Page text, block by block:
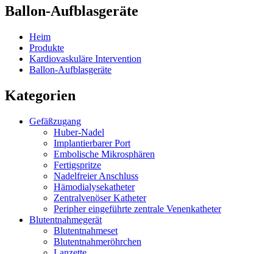
Ballon-Aufblasgeräte
Heim
Produkte
Kardiovaskuläre Intervention
Ballon-Aufblasgeräte
Kategorien
Gefäßzugang
Huber-Nadel
Implantierbarer Port
Embolische Mikrosphären
Fertigspritze
Nadelfreier Anschluss
Hämodialysekatheter
Zentralvenöser Katheter
Peripher eingeführte zentrale Venenkatheter
Blutentnahmegerät
Blutentnahmeset
Blutentnahmeröhrchen